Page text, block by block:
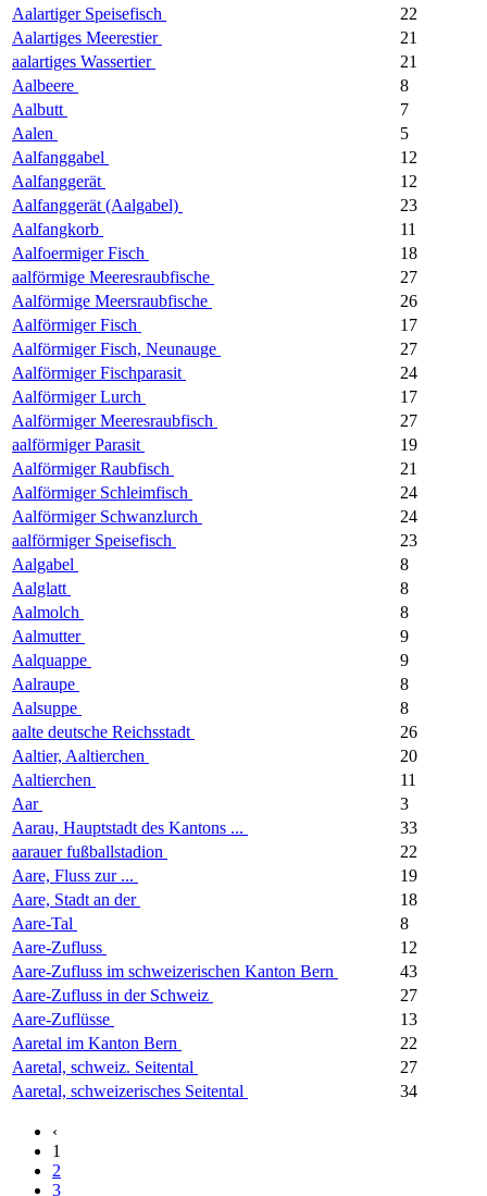
Aalartiger Speisefisch
22
Aalartiges Meerestier
21
aalartiges Wassertier
21
Aalbeere
8
Aalbutt
7
Aalen
5
Aalfanggabel
12
Aalfanggerät
12
Aalfanggerät (Aalgabel)
23
Aalfangkorb
11
Aalfoermiger Fisch
18
aalförmige Meeresraubfische
27
Aalförmige Meersraubfische
26
Aalförmiger Fisch
17
Aalförmiger Fisch, Neunauge
27
Aalförmiger Fischparasit
24
Aalförmiger Lurch
17
Aalförmiger Meeresraubfisch
27
aalförmiger Parasit
19
Aalförmiger Raubfisch
21
Aalförmiger Schleimfisch
24
Aalförmiger Schwanzlurch
24
aalförmiger Speisefisch
23
Aalgabel
8
Aalglatt
8
Aalmolch
8
Aalmutter
9
Aalquappe
9
Aalraupe
8
Aalsuppe
8
aalte deutsche Reichsstadt
26
Aaltier, Aaltierchen
20
Aaltierchen
11
Aar
3
Aarau, Hauptstadt des Kantons ...
33
aarauer fußballstadion
22
Aare, Fluss zur ...
19
Aare, Stadt an der
18
Aare-Tal
8
Aare-Zufluss
12
Aare-Zufluss im schweizerischen Kanton Bern
43
Aare-Zufluss in der Schweiz
27
Aare-Zuflüsse
13
Aaretal im Kanton Bern
22
Aaretal, schweiz. Seitental
27
Aaretal, schweizerisches Seitental
34
‹
1
2
3